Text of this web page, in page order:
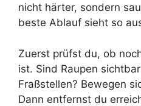
nicht härter, sondern
beste Ablauf sieht so
Zuerst prüfst du, ob
ist. Sind Raupen
Fraßstellen? Bewegen
Dann entfernst du